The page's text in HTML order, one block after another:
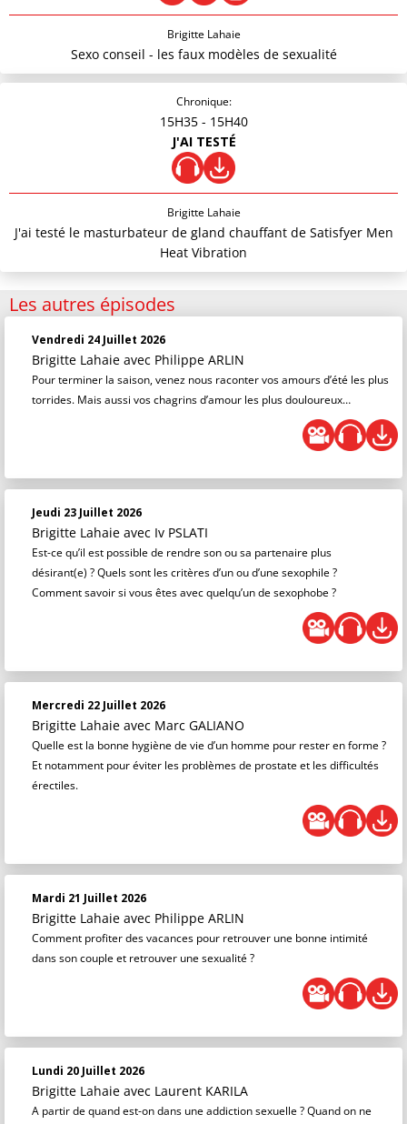
Brigitte Lahaie
Sexo conseil - les faux modèles de sexualité
Chronique:
15H35 - 15H40
J'AI TESTÉ
Brigitte Lahaie
J'ai testé le masturbateur de gland chauffant de Satisfyer Men
Heat Vibration
Les autres épisodes
Vendredi 24 Juillet 2026
Brigitte Lahaie avec Philippe ARLIN
Pour terminer la saison, venez nous raconter vos amours d’été les plus
torrides. Mais aussi vos chagrins d’amour les plus douloureux…
Jeudi 23 Juillet 2026
Brigitte Lahaie avec Iv PSLATI
Est-ce qu’il est possible de rendre son ou sa partenaire plus
désirant(e) ? Quels sont les critères d’un ou d’une sexophile ?
Comment savoir si vous êtes avec quelqu’un de sexophobe ?
Mercredi 22 Juillet 2026
Brigitte Lahaie avec Marc GALIANO
Quelle est la bonne hygiène de vie d’un homme pour rester en forme ?
Et notamment pour éviter les problèmes de prostate et les difficultés
érectiles.
Mardi 21 Juillet 2026
Brigitte Lahaie avec Philippe ARLIN
Comment profiter des vacances pour retrouver une bonne intimité
dans son couple et retrouver une sexualité ?
Lundi 20 Juillet 2026
Brigitte Lahaie avec Laurent KARILA
A partir de quand est-on dans une addiction sexuelle ? Quand on ne